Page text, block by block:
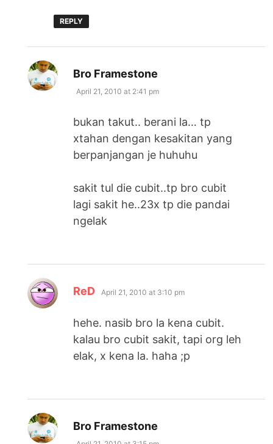
REPLY
Bro Framestone
April 21, 2010 at 2:41 pm
bukan takut.. berani la… tp
xtahan dengan kesakitan yang
berpanjangan je huhuhu
sakit tul die cubit..tp bro cubit
lagi sakit he..23x tp die pandai
ngelak
ReD says:
April 21, 2010 at 3:10 pm
hehe. nasib bro la kena cubit.
kalau bro cubit sakit, tapi org leh
elak, x kena la. haha ;p
Bro Framestone